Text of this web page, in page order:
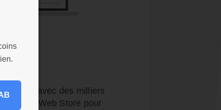
avec des milliers
Web Store pour